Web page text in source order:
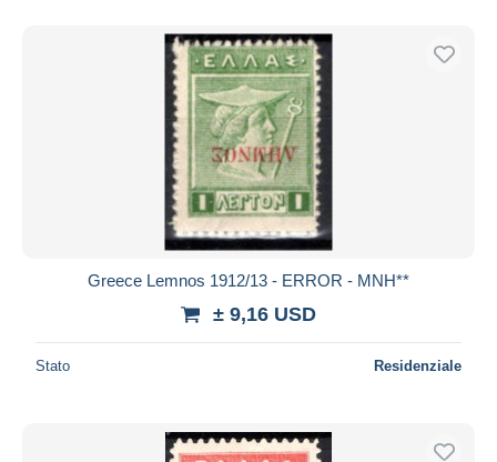
Greece Lemnos 1912/13 - ERROR - MNH**
± 9,16 USD
Stato Residenziale